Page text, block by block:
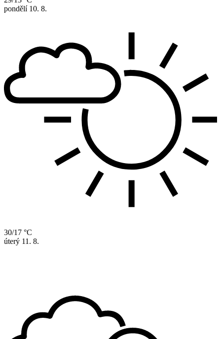
pondělí 10. 8.
30/17 °C
úterý 11. 8.